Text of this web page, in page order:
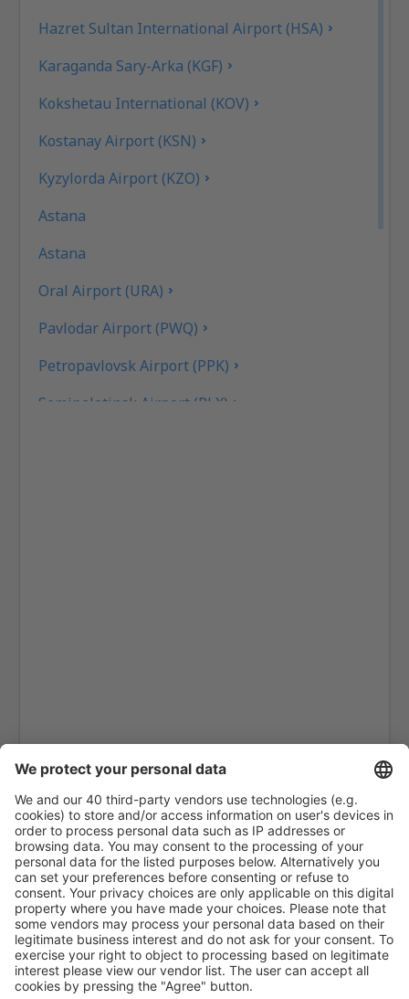
Hazret Sultan International Airport (HSA)
Karaganda Sary-Arka (KGF)
Kokshetau International (KOV)
Kostanay Airport (KSN)
Kyzylorda Airport (KZO)
Astana
Astana
Oral Airport (URA)
Pavlodar Airport (PWQ)
Petropavlovsk Airport (PPK)
Semipalatinsk Airport (PLX)